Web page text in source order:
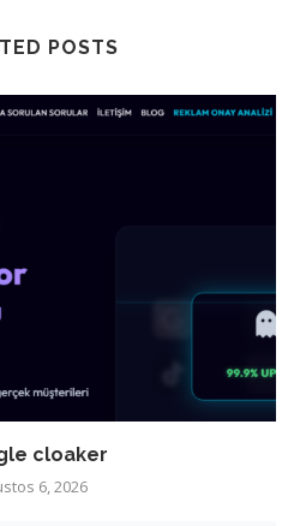
POSTS
cloaker
6, 2026